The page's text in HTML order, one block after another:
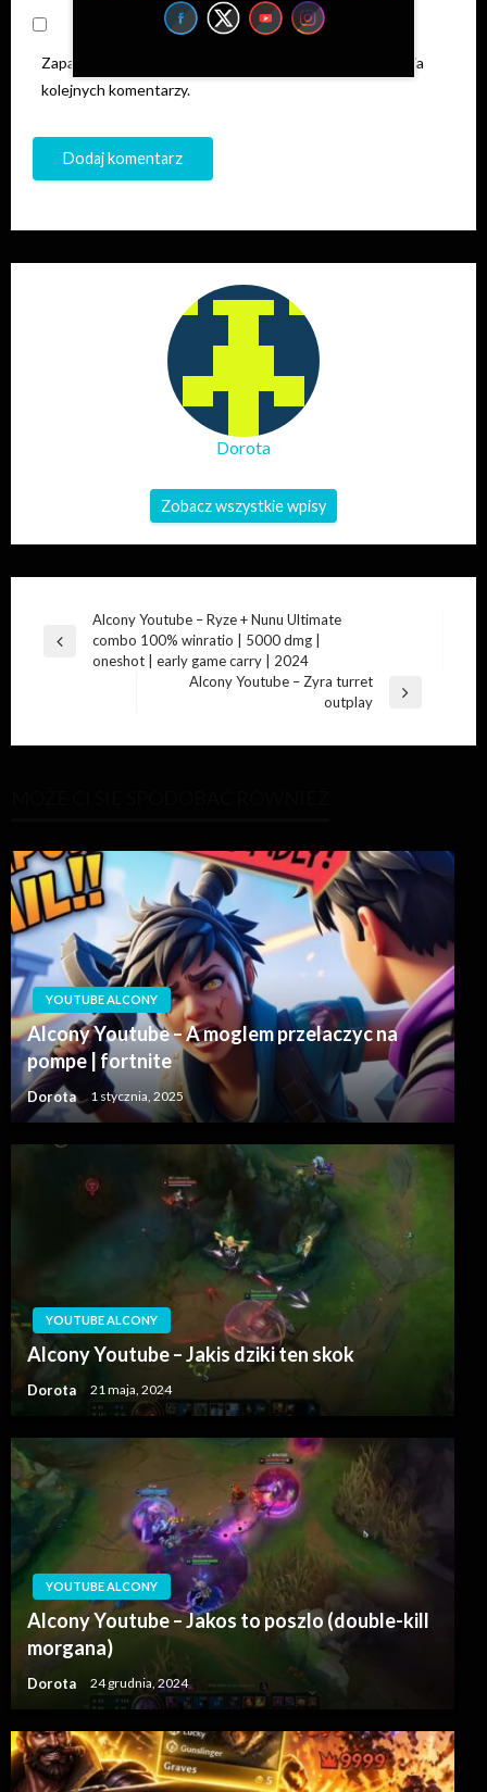
Zapamiętaj moje dane w tej przeglądarce podczas pisania
kolejnych komentarzy.
Dorota
Zobacz wszystkie wpisy
Nawigacja
wpisu
Poprzedni
Alcony Youtube – Ryze + Nunu Ultimate
combo 100% winratio | 5000 dmg |
oneshot | early game carry | 2024
Alcony Youtube – Zyra turret
outplay
YOUTUBE ALCONY
Alcony Youtube – A moglem przelaczyc na
pompe | fortnite
Dorota 1 stycznia, 2025
YOUTUBE ALCONY
Alcony Youtube – Jakis dziki ten skok
Dorota 21 maja, 2024
YOUTUBE ALCONY
Alcony Youtube – Jakos to poszlo (double-kill
morgana)
Dorota 24 grudnia, 2024